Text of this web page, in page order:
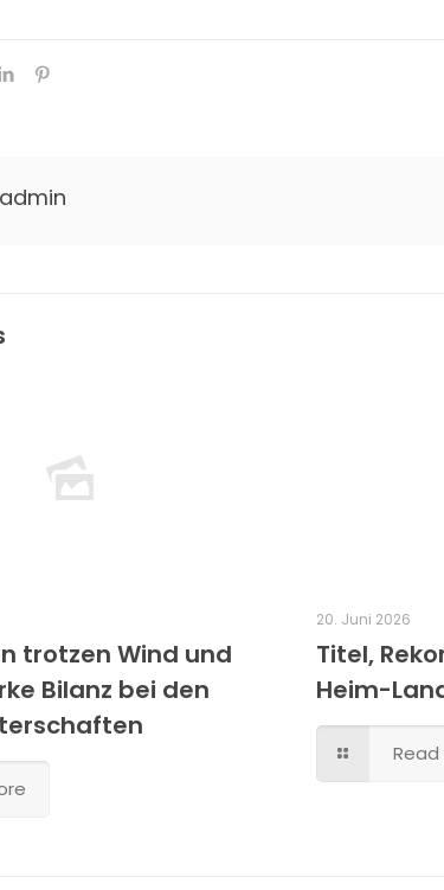
admin
trotzen Wind und
Bilanz bei den
20. Juni 2026
Titel,
Heim-